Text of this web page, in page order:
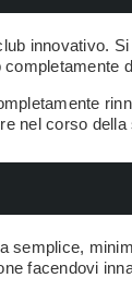
innovativo.
nel corso della
semplice,
facendovi